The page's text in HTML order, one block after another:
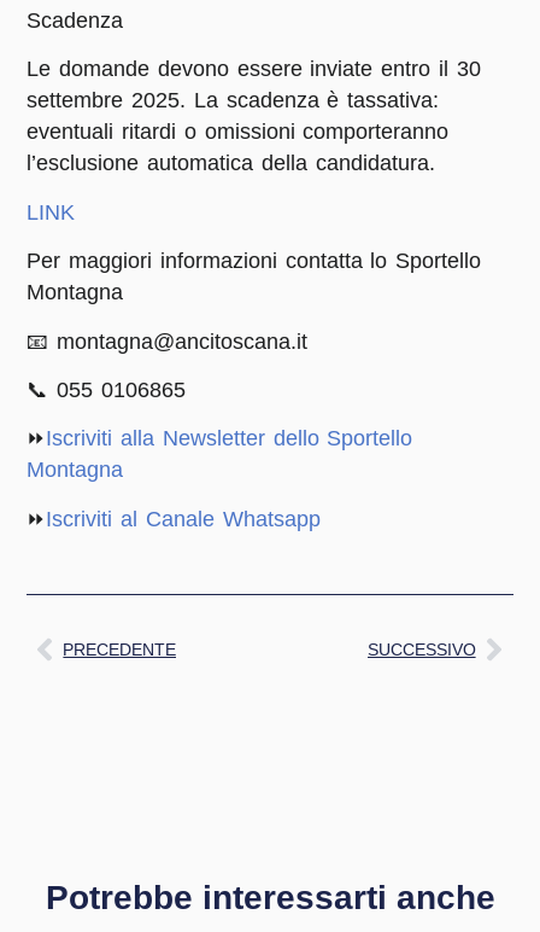
Scadenza
Le domande devono essere inviate entro il 30
settembre 2025. La scadenza è tassativa:
eventuali ritardi o omissioni comporteranno
l’esclusione automatica della candidatura.
LINK
Per maggiori informazioni contatta lo Sportello
Montagna
📧 montagna@ancitoscana.it
📞 055 0106865
⏩Iscriviti alla Newsletter dello Sportello
Montagna
⏩Iscriviti al Canale Whatsapp
PRECEDENTE SUCCESSIVO
Potrebbe interessarti anche